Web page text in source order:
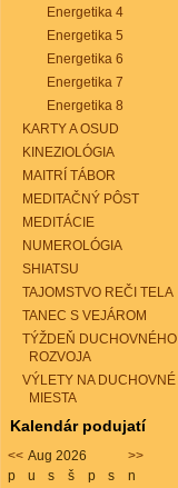
Energetika 4
Energetika 5
Energetika 6
Energetika 7
Energetika 8
KARTY A OSUD
KINEZIOLÓGIA
MAITRÍ TÁBOR
MEDITAČNÝ PÔST
MEDITÁCIE
NUMEROLÓGIA
SHIATSU
TAJOMSTVO REČI TELA
TANEC S VEJÁROM
TÝŽDEŇ DUCHOVNÉHO
ROZVOJA
VÝLETY NA DUCHOVNÉ
MIESTA
Kalendár podujatí
<< Aug 2026
>>
p
u s š p s n